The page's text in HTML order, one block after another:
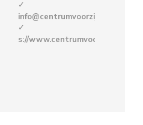
info@centrumvoorzijn.nu
s://www.centrumvoorzijn.nu